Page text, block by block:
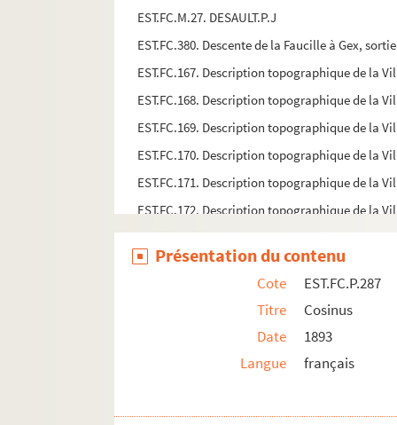
EST.FC.M.27. DESAULT.P.J
EST.FC.380. Descente de la Faucille à Gex,
EST.FC.167. Description topographique de la
EST.FC.168. Description topographique de la
EST.FC.169. Description topographique de la
EST.FC.170. Description topographique de la
EST.FC.171. Description topographique de la
EST.FC.172. Description topographique de la
EST.FC.254. Dessin d'une écluse en lit de
EST.FC.4168. Dieu soit beny la benediction dei
EST.FC.M.108. Diplôme Académie des
EST.FC.M.109. Diplôme Académie des
EST.FC.M.110. Diplôme Académie des
EST.FC.M.111. Diplôme Académie des
Présentation du contenu
Cote
EST.FC.P.287
Titre
Cosinus
Date
1893
Langue
français